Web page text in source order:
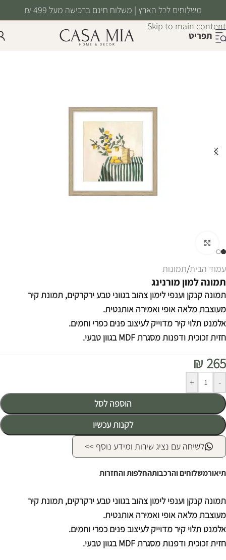
Skip to navigation
Skip to main content
משלוחים לכל הארץ | משלוח חינם ברכישה מעל 499 ₪
תפריט
עמוד הבית/תמונות
תמונה למון מורנינג
תמונה קנקן וענפי לימון צהוב בגווני טבע ירקרקים, תמונת קיר
מעוצבת מלאה אופי ואמירה אותנטית.
אלמנט תלוי קיר מדוייק לעיצוב פנים כפרי וחמים.
חזית זכוכית ודפנות מסגרת MDF בגוון טבעי.
₪ 265
-
+
הוספה לסל
לקנות עכשיו
Alternative:
לשיחה עם נציג שירות ומידע נוסף >>
תיאורמשלוחים והרכבותהחלפות והחזרות
תמונה קנקן וענפי לימון צהוב בגווני טבע ירקרקים, תמונת קיר
מעוצבת מלאה אופי ואמירה אותנטית.
אלמנט תלוי קיר מדוייק לעיצוב פנים כפרי וחמים.
חזית זכוכית ודפנות מסגרת MDF בגוון טבעי.